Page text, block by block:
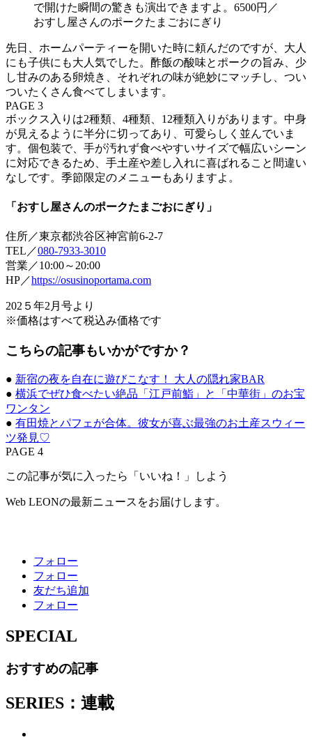
で開けた瞬間の驚きも演出できますよ。6500円／
おすし屋さんのポークたまごおにぎり
先日、ホームパーティーを開いた時に頼んだのですが、大人
にも子供にも大人気でした。酢飯の酸味とポークの旨み、少
し甘みのある卵焼き、それぞれの味が絶妙にマッチし、つい
ついたくさん食べてしまいます。
PAGE 3
ボックス入りは2種類、4種類、12種類入りがあります。中身
が見えるように半分に切ってあり、可愛らしく並んでいま
す。個包装で、手が汚れず食べやすいサイズで幅広いシーン
に対応できるため、手土産や差し入れに喜ばれること間違い
なしです。季節限定のメニューもありますよ。
「おすし屋さんのポークたまごおにぎり」
住所／東京都渋谷区神宮前6-2-7
TEL／080-7933-3010
営業／10:00～20:00
HP／https://osusinoportama.com
202５年2月号より
※価格はすべて税込み価格です
こちらの記事もいかがですか？
● 新宿の夜を自在に遊びこなす！ 大人の隠れ家BAR
● 横浜でぜひ食べたい絶品「江戸前鮨」と「中華街」のお宝
ワンタン
● 有田焼とパフェが合体。彼女が喜ぶ最強のお土産スウィー
ツ発見♡
PAGE 4
この記事が気に入ったら「いいね！」しよう
Web LEONの最新ニュースをお届けします。
フォロー
フォロー
友だち追加
フォロー
SPECIAL
おすすめの記事
SERIES：連載